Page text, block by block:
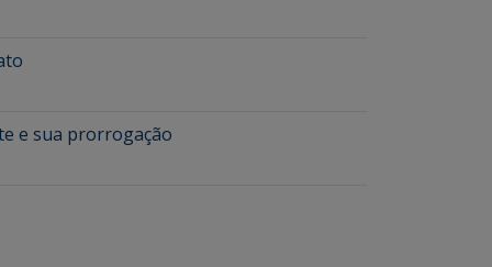
e sua prorrogação